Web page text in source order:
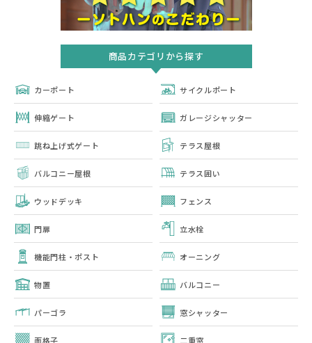
商品カテゴリから探す
カーポート サイクルポート
伸縮ゲート ガレージシャッター
跳ね上げ式ゲート テラス屋根
バルコニー屋根 テラス囲い
ウッドデッキ フェンス
門扉 立水栓
機能門柱・ポスト オーニング
物置 バルコニー
パーゴラ 窓シャッター
面格子 二重窓